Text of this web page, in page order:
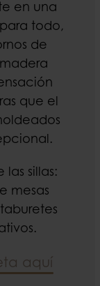
en una
todo,
de
que el
sillas:
mesas
aquí